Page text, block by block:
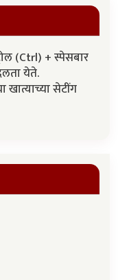
(Ctrl) + स्पेसबार
येते.
खात्याच्या सेटींग